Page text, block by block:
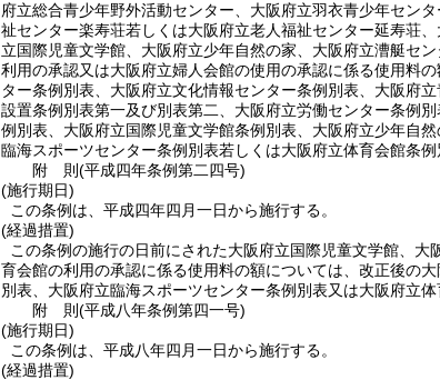
府立総合青少年野外活動センター、大阪府立羽衣青少年セン
祉センター楽寿荘若しくは大阪府立老人福祉センター延寿荘
立国際児童文学館、大阪府立少年自然の家、大阪府立漕艇セ
利用の承認又は大阪府立婦人会館の使用の承認に係る使用料
ター条例別表、大阪府立文化情報センター条例別表、大阪府
設置条例別表第一及び別表第二、大阪府立労働センター条例
例別表、大阪府立国際児童文学館条例別表、大阪府立少年自
臨海スポーツセンター条例別表若しくは大阪府立体育会館条
附 則(平成四年条例第二四号)
(施行期日)
この条例は、平成四年四月一日から施行する。
(経過措置)
この条例の施行の日前にされた大阪府立国際児童文学館、
育会館の利用の承認に係る使用料の額については、改正後の
別表、大阪府立臨海スポーツセンター条例別表又は大阪府立
附 則(平成八年条例第四一号)
(施行期日)
この条例は、平成八年四月一日から施行する。
(経過措置)